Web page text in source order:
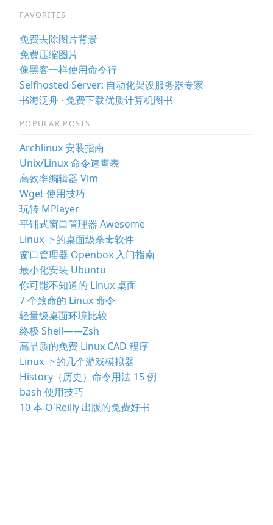
FAVORITES
免费去除图片背景
免费压缩图片
像黑客一样使用命令行
Selfhosted Server: 自动化架设服务器专家
书海泛舟 · 免费下载优质计算机图书
POPULAR POSTS
Archlinux 安装指南
Unix/Linux 命令速查表
高效率编辑器 Vim
Wget 使用技巧
玩转 MPlayer
平铺式窗口管理器 Awesome
Linux 下的桌面级杀毒软件
窗口管理器 Openbox 入门指南
最小化安装 Ubuntu
你可能不知道的 Linux 桌面
7 个致命的 Linux 命令
轻量级桌面环境比较
终极 Shell——Zsh
高品质的免费 Linux CAD 程序
Linux 下的几个游戏模拟器
History（历史）命令用法 15 例
bash 使用技巧
10 本 O'Reilly 出版的免费好书